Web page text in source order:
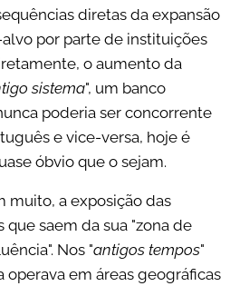
diretas da expansão
por parte de instituições
o aumento da
sistema", um banco
poderia ser concorrente
e vice-versa, hoje é
óbvio que o sejam.
muito, a exposição das
saem da sua "zona de
Nos "antigos tempos"
operava em áreas geográficas